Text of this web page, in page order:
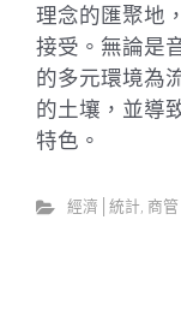
理念的匯聚地
接受。無論是
的多元環境為
的土壤，並導
特色。
經濟│統計, 商